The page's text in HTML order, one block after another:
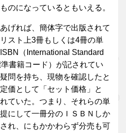
のになっているともいえる。
げれば、簡体字で出版されて
スト上3冊もしくは4冊の単
（International Standard
書籍コード）が記されてい
問を持ち、現物を確認したと
価として「セット価格」と
ていた。つまり、それらの単
にして一冊分のＩＳＢＮしか
れ、にもかかわらず分売も可